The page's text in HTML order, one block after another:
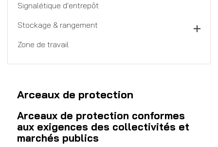
Signalétique d'entrepôt
Stockage & rangement

Zone de travail
Arceaux de protection
Arceaux de protection conformes
aux exigences des collectivités et
marchés publics